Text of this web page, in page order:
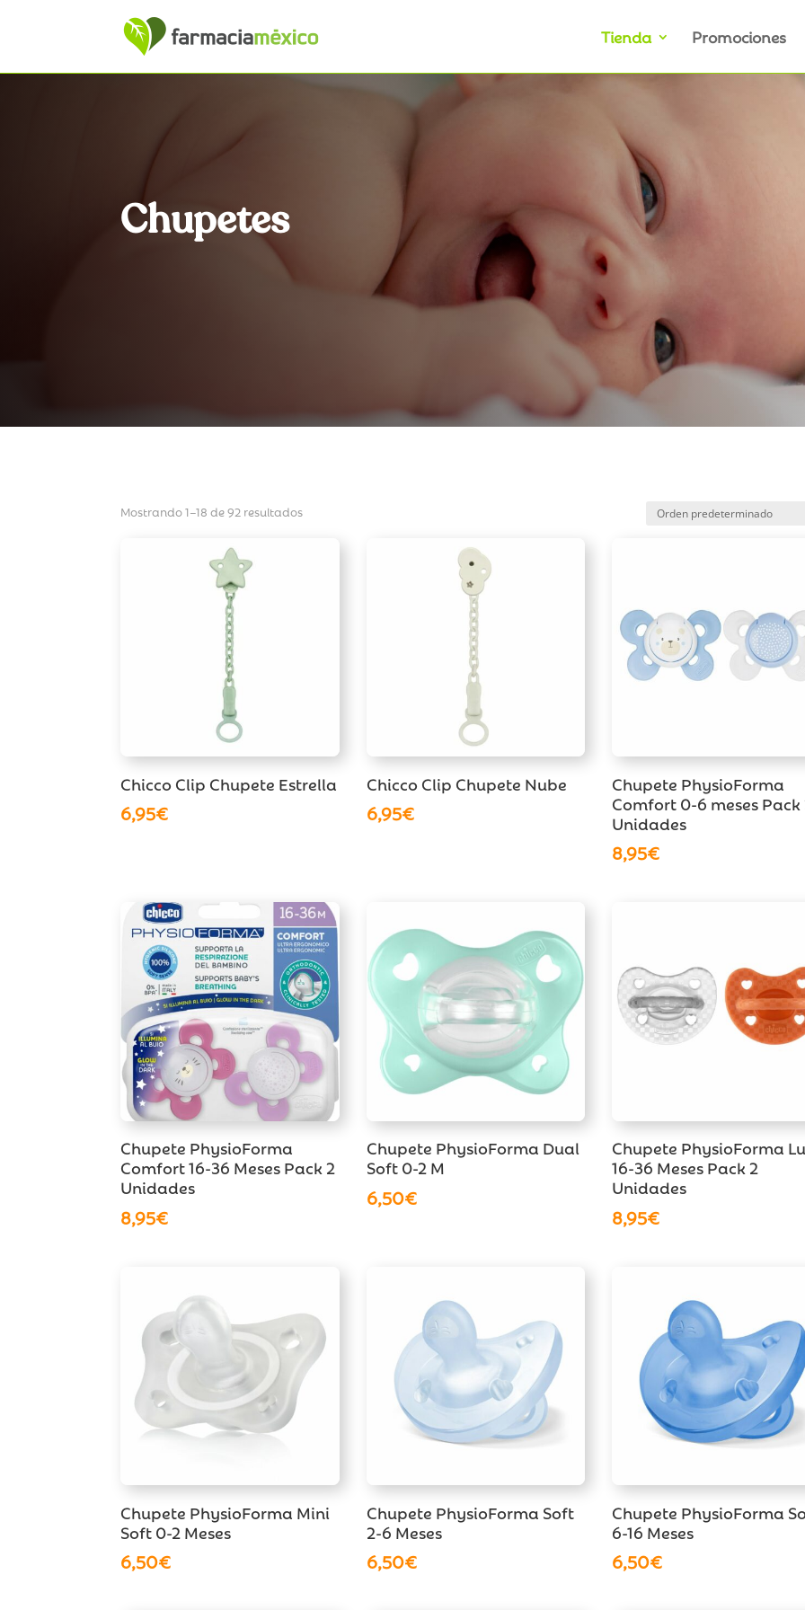
Tienda Promociones
Chupetes
Mostrando 1–18 de 92 resultados
Chicco Clip Chupete Estrella
6,95€
Chicco Clip Chupete Nube
6,95€
Chupete PhysioForma
Comfort 0-6 meses Pack
Unidades
8,95€
Chupete PhysioForma
Comfort 16-36 Meses Pack 2
Unidades
8,95€
Chupete PhysioForma Dual
Soft 0-2 M
6,50€
Chupete PhysioForma
16-36 Meses Pack 2
Unidades
8,95€
Chupete PhysioForma Mini
Soft 0-2 Meses
6,50€
Chupete PhysioForma Soft
2-6 Meses
6,50€
Chupete PhysioForma
6-16 Meses
6,50€